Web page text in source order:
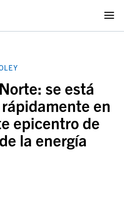
se está
en
epicentro de
la energía